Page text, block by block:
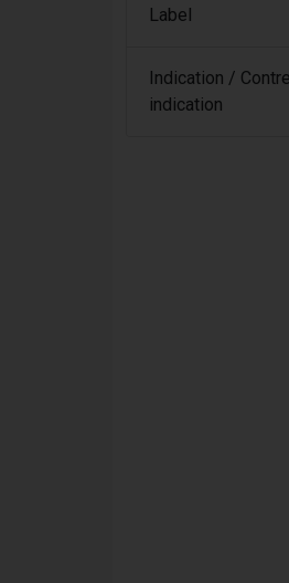
Label
Indication /
indication